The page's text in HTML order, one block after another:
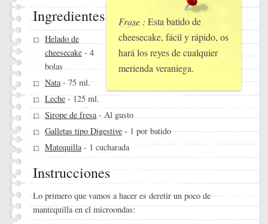
Frase : Esta batido de
cheesecake, fácil y rápido, os
hará los reyes de cualquier
merienda veraniega.
Ingredientes
Helado de
cheesecake - 4
bolas
Nata- 75 ml.
Leche- 125 ml.
Sirope de fresa- Al gusto
Galletas tipo Digestive- 1 por batido
Matequilla- 1 cucharada
Instrucciones
Lo primero que vamos a hacer es deretir un poco de
mantequilla en el microondas: